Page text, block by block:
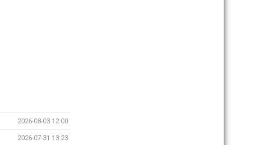
2026-08-03 12:00
2026-07-31 13:23